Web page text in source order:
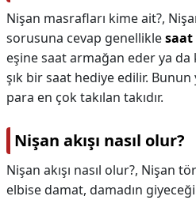
Nişan masrafları kime ait?,
sorusuna cevap genelliklesaat
eşine saat armağan eder ya da
şık bir saat hediye edilir. Bunun
para en çok takılan takıdır.
Nişan akışı nasıl olur?
Nişan akışı nasıl olur?, Nişan
elbise damat, damadın